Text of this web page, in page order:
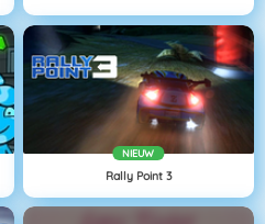
NIEUW
Rally Point 3